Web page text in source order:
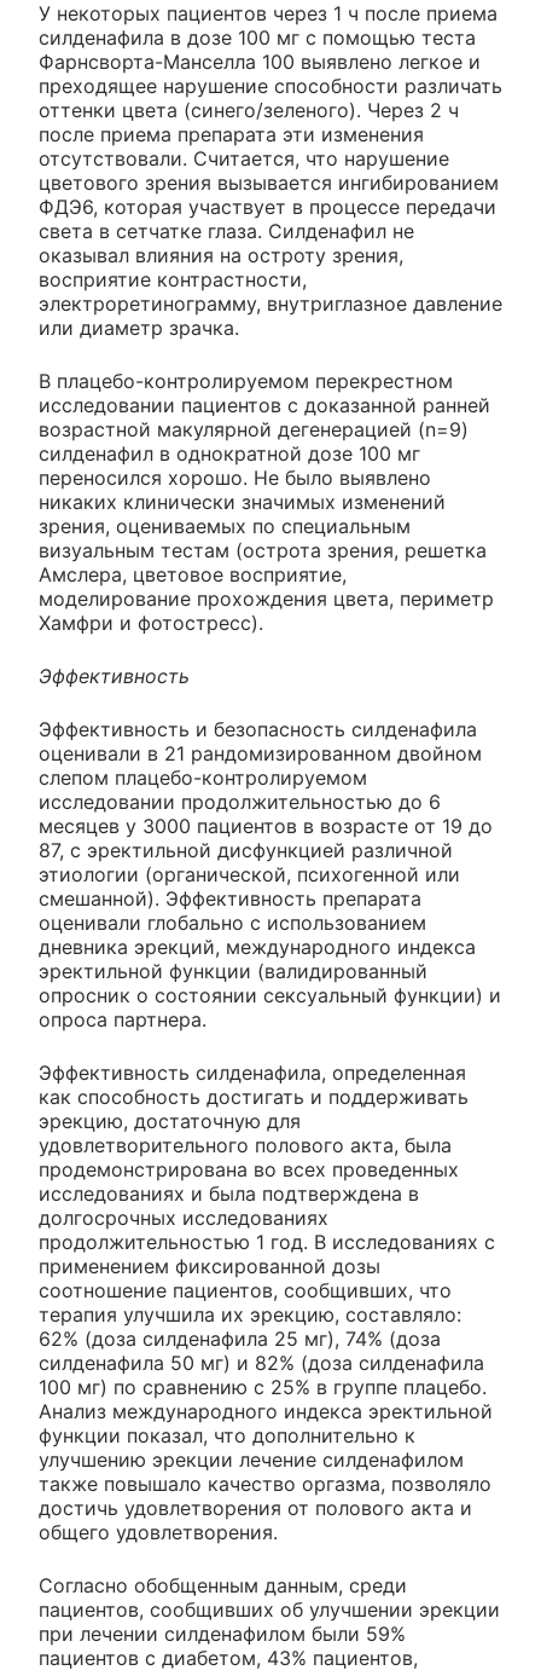
У некоторых пациентов через 1 ч после приема
силденафила в дозе 100 мг с помощью теста
Фарнсворта-Манселла 100 выявлено легкое и
преходящее нарушение способности различать
оттенки цвета (синего/зеленого). Через 2 ч
после приема препарата эти изменения
отсутствовали. Считается, что нарушение
цветового зрения вызывается ингибированием
ФДЭ6, которая участвует в процессе передачи
света в сетчатке глаза. Силденафил не
оказывал влияния на остроту зрения,
восприятие контрастности,
электроретинограмму, внутриглазное давление
или диаметр зрачка.
В плацебо-контролируемом перекрестном
исследовании пациентов с доказанной ранней
возрастной макулярной дегенерацией (n=9)
силденафил в однократной дозе 100 мг
переносился хорошо. Не было выявлено
никаких клинически значимых изменений
зрения, оцениваемых по специальным
визуальным тестам (острота зрения, решетка
Амслера, цветовое восприятие,
моделирование прохождения цвета, периметр
Хамфри и фотостресс).
Эффективность
Эффективность и безопасность силденафила
оценивали в 21 рандомизированном двойном
слепом плацебо-контролируемом
исследовании продолжительностью до 6
месяцев у 3000 пациентов в возрасте от 19 до
87, с эректильной дисфункцией различной
этиологии (органической, психогенной или
смешанной). Эффективность препарата
оценивали глобально с использованием
дневника эрекций, международного индекса
эректильной функции (валидированный
опросник о состоянии сексуальный функции) и
опроса партнера.
Эффективность силденафила, определенная
как способность достигать и поддерживать
эрекцию, достаточную для
удовлетворительного полового акта, была
продемонстрирована во всех проведенных
исследованиях и была подтверждена в
долгосрочных исследованиях
продолжительностью 1 год. В исследованиях с
применением фиксированной дозы
соотношение пациентов, сообщивших, что
терапия улучшила их эрекцию, составляло:
62% (доза силденафила 25 мг), 74% (доза
силденафила 50 мг) и 82% (доза силденафила
100 мг) по сравнению с 25% в группе плацебо.
Анализ международного индекса эректильной
функции показал, что дополнительно к
улучшению эрекции лечение силденафилом
также повышало качество оргазма, позволяло
достичь удовлетворения от полового акта и
общего удовлетворения.
Согласно обобщенным данным, среди
пациентов, сообщивших об улучшении эрекции
при лечении силденафилом были 59%
пациентов с диабетом, 43% пациентов,